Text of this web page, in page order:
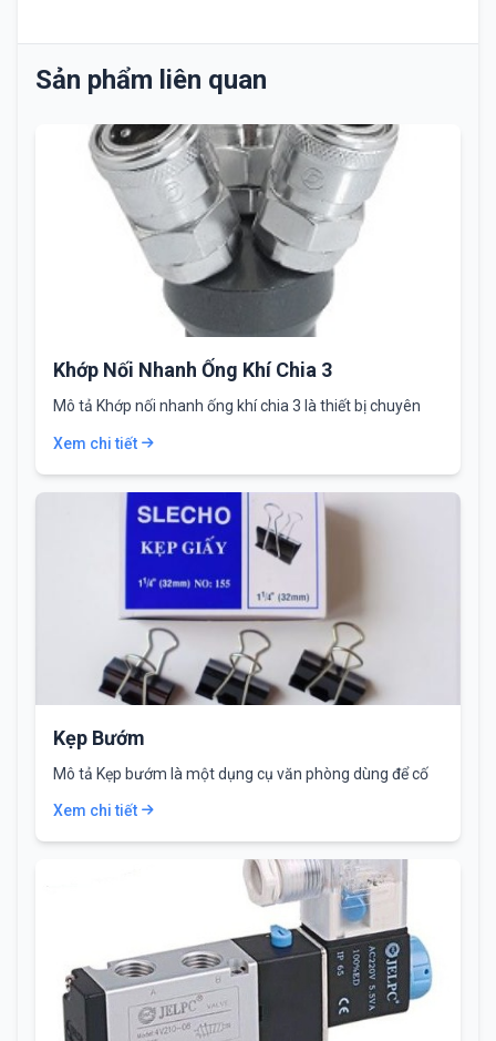
Sản phẩm liên quan
Khớp Nối Nhanh Ống Khí Chia 3
Mô tả Khớp nối nhanh ống khí chia 3 là thiết bị chuyên
Xem chi tiết
Kẹp Bướm
Mô tả Kẹp bướm là một dụng cụ văn phòng dùng để cố
Xem chi tiết